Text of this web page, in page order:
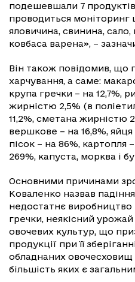
подешевшали 7
проводиться моніторинг
яловичина, свинина,
ковбаса варена», –
Він також повідомив, що
харчування, а саме:
крупа гречки – на 12,7%,
жирністю 2,5% (в
11,2%, сметана жирністю
вершкове – на 16,8%, яйця
пісок – на 86%, картопля
269%, капуста, морква і
Основними причинами
Коваленко назвав
недостатнє виробництво
гречки, неякісний урожай
овочевих культур, що
продукції при її
обладнаних овочесховищ
більшість яких є